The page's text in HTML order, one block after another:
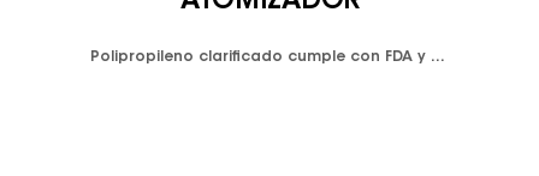
Polipropileno clarificado cumple con FDA y LFGB. Color disponible: blanco opaco y negro opaco y personalizado.